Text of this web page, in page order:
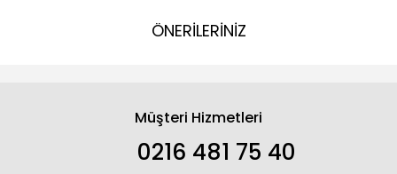
ÖNERİLERİNİZ
Müşteri Hizmetleri
0216 481 75 40